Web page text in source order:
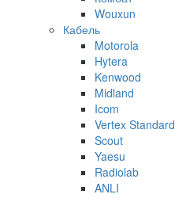
Wouxun
Кабель
Motorola
Hytera
Kenwood
Midland
Icom
Vertex Standard
Scout
Yaesu
Radiolab
ANLI